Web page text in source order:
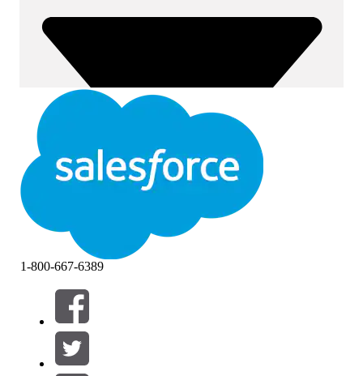
Filtre (0)
VÆLG FILTRE
Produktområde
1-800-667-6389